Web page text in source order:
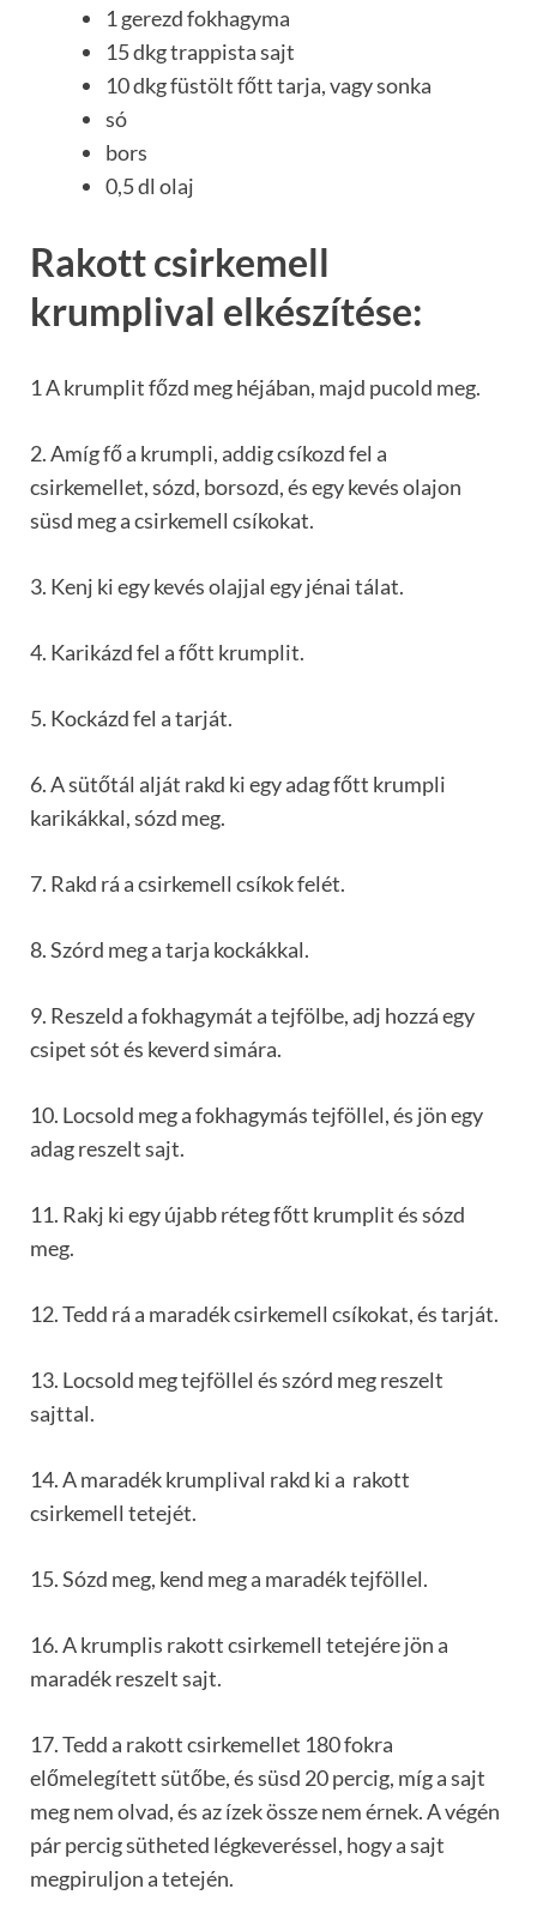
1 gerezd fokhagyma
15 dkg trappista sajt
10 dkg füstölt főtt tarja, vagy sonka
só
bors
0,5 dl olaj
Rakott csirkemell
krumplival elkészítése:
1 A krumplit főzd meg héjában, majd pucold meg.
2. Amíg fő a krumpli, addig csíkozd fel a
csirkemellet, sózd, borsozd, és egy kevés olajon
süsd meg a csirkemell csíkokat.
3. Kenj ki egy kevés olajjal egy jénai tálat.
4. Karikázd fel a főtt krumplit.
5. Kockázd fel a tarját.
6. A sütőtál alját rakd ki egy adag főtt krumpli
karikákkal, sózd meg.
7. Rakd rá a csirkemell csíkok felét.
8. Szórd meg a tarja kockákkal.
9. Reszeld a fokhagymát a tejfölbe, adj hozzá egy
csipet sót és keverd simára.
10. Locsold meg a fokhagymás tejföllel, és jön egy
adag reszelt sajt.
11. Rakj ki egy újabb réteg főtt krumplit és sózd
meg.
12. Tedd rá a maradék csirkemell csíkokat, és tarját.
13. Locsold meg tejföllel és szórd meg reszelt
sajttal.
14. A maradék krumplival rakd ki a rakott
csirkemell tetejét.
15. Sózd meg, kend meg a maradék tejföllel.
16. A krumplis rakott csirkemell tetejére jön a
maradék reszelt sajt.
17. Tedd a rakott csirkemellet 180 fokra
előmelegített sütőbe, és süsd 20 percig, míg a sajt
meg nem olvad, és az ízek össze nem érnek. A végén
pár percig sütheted légkeveréssel, hogy a sajt
megpiruljon a tetején.